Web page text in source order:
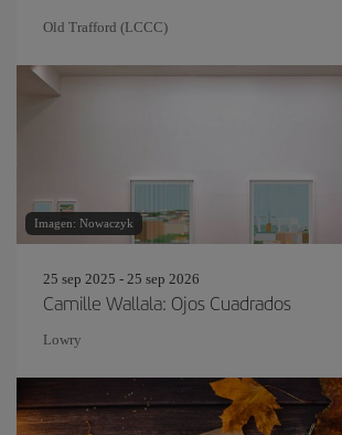
Old Trafford (LCCC)
Imagen: Nowaczyk
25 sep 2025 - 25 sep 2026
Camille Wallala: Ojos Cuadrados
Lowry